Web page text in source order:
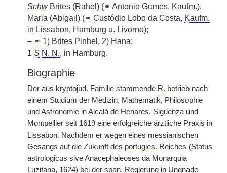
SchwBrites (Rahel) (⚭ Antonio Gomes, Kaufm.),
Maria (Abigail) (⚭ Custódio Lobo da Costa, Kaufm.
in Lissabon, Hamburg u. Livorno);
– ⚭ 1) Brites Pinhel, 2) Hana;
1 S N. N., in Hamburg.
Biographie
Der aus kryptojüd. Familie stammende R. betrieb nach
einem Studium der Medizin, Mathematik, Philosophie
und Astronomie in Alcalá de Henares, Siguenza und
Montpellier seit 1619 eine erfolgreiche ärztliche Praxis in
Lissabon. Nachdem er wegen eines messianischen
Gesangs auf die Zukunft des portugies. Reiches (Status
astrologicus sive Anacephaleoses da Monarquia
Luzitana, 1624) bei der span. Regierung in Ungnade